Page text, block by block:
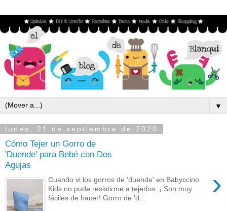
▼
lunes, 21 de septiembre de 2020
Cómo Tejer un Gorro de
'Duende' para Bebé con Dos
Agujas
›
Cuando vi los gorros de 'duende' en Babyccino
Kids no pude resistirme a tejerlos. ¡ Son muy
fáciles de hacer! Gorro de 'd...